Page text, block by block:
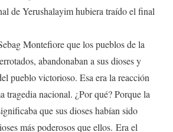
de Yerushalayim hubiera traído el final
Montefiore que los pueblos de la
abandonaban a sus dioses y
pueblo victorioso. Esa era la reacción
tragedia nacional. ¿Por qué? Porque la
que sus dioses habían sido
más poderosos que ellos. Era el